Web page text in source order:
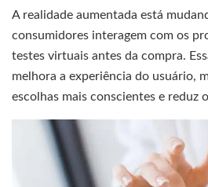
A realidade aumentada está
consumidores interagem com os
testes virtuais antes da compra.
melhora a experiência do usuário,
escolhas mais conscientes e reduz